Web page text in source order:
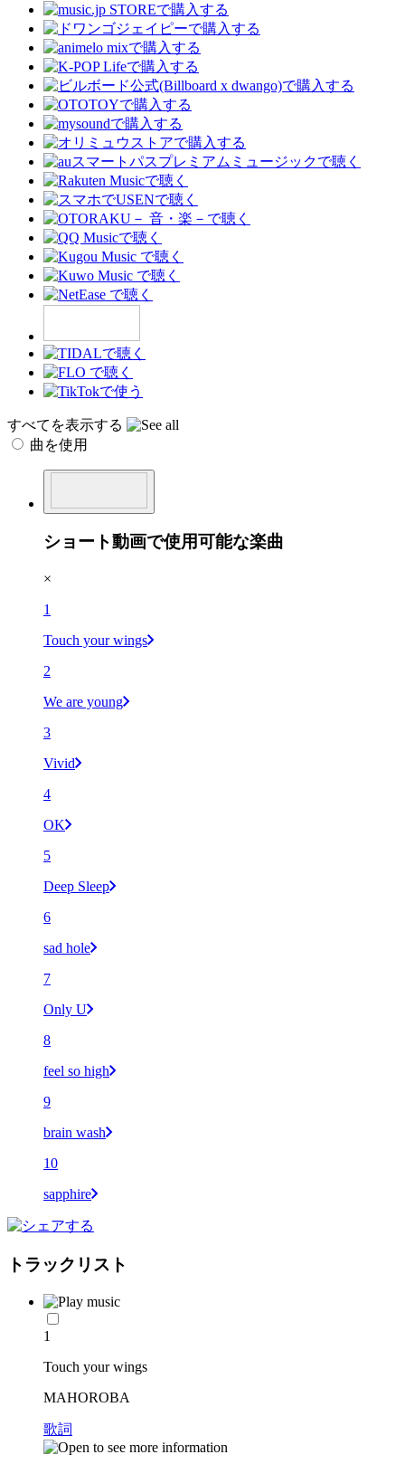
すべてを表示する
曲を使用
ショート動画で使用可能な楽曲
×
1
Touch your wings
2
We are young
3
Vivid
4
OK
5
Deep Sleep
6
sad hole
7
Only U
8
feel so high
9
brain wash
10
sapphire
トラックリスト
1
Touch your wings
MAHOROBA
歌詞